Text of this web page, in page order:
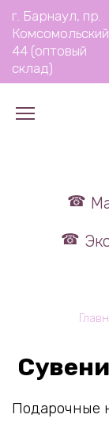
Перейти
содержанию
г. Барнаул, пр.
44 (оптовый
склад)
Подарочные